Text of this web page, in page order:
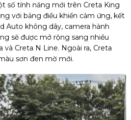
số tính năng mới trên Creta King
với bảng điều khiển cảm ứng, kết
Auto không dây, camera hành
sẽ được mở rộng sang nhiều
và Creta N Line. Ngoài ra, Creta
sơn đen mờ mới.